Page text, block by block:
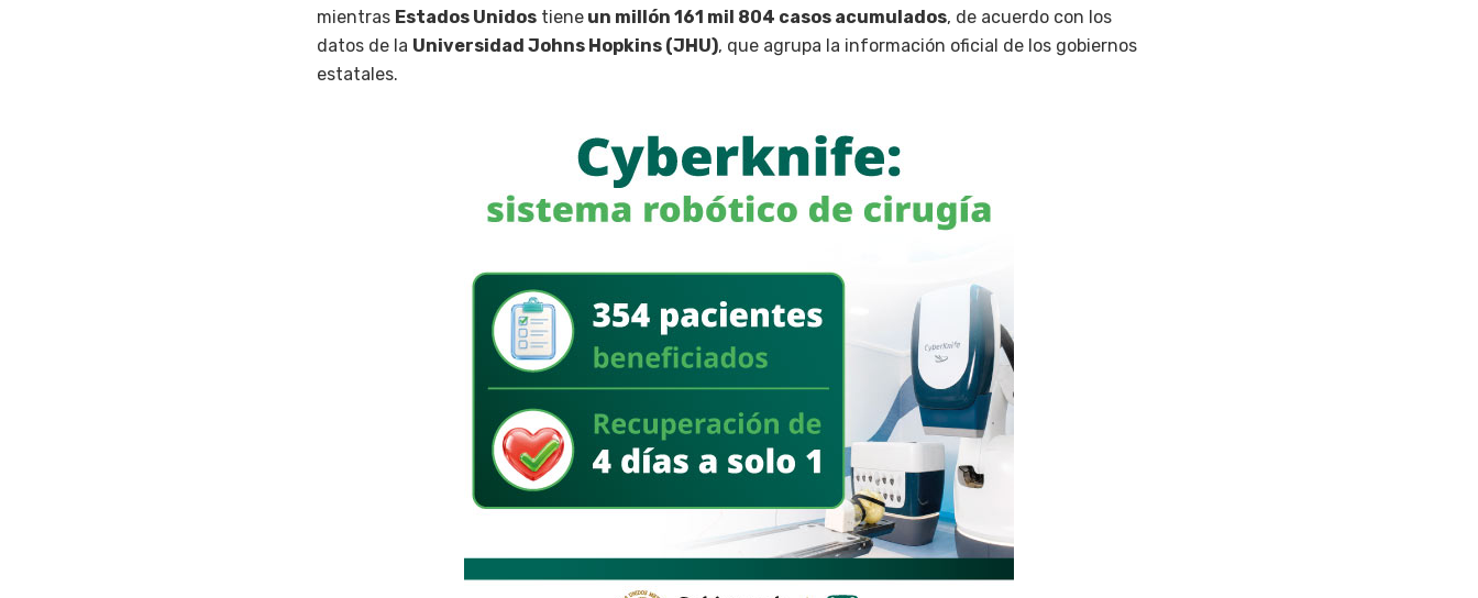
mientras Estados Unidos tiene un millón 161 mil 804 casos acumulados, de acuerdo con los
datos de la Universidad Johns Hopkins (JHU), que agrupa la información oficial de los gobiernos
estatales.